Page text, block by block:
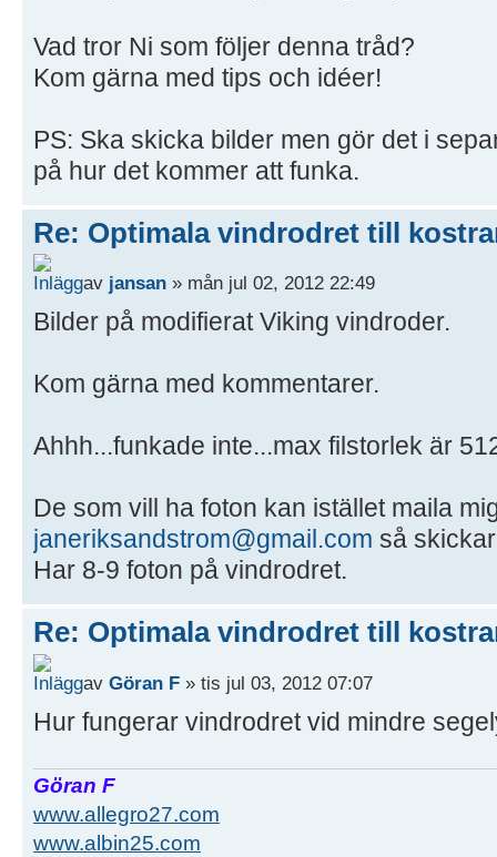
Vad tror Ni som följer denna tråd?
Kom gärna med tips och idéer!
PS: Ska skicka bilder men gör det i
på hur det kommer att funka.
Re: Optimala vindrodret till
av jansan » mån jul 02, 2012 22:49
Bilder på modifierat Viking vindroder.
Kom gärna med kommentarer.
Ahhh...funkade inte...max filstorlek är
De som vill ha foton kan istället maila
janeriksandstrom@gmail.com så
Har 8-9 foton på vindrodret.
Re: Optimala vindrodret till
av Göran F » tis jul 03, 2012 07:07
Hur fungerar vindrodret vid mindre
Göran F
www.allegro27.com
www.albin25.com